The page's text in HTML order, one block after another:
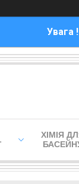
Увага
ХІМІЯ